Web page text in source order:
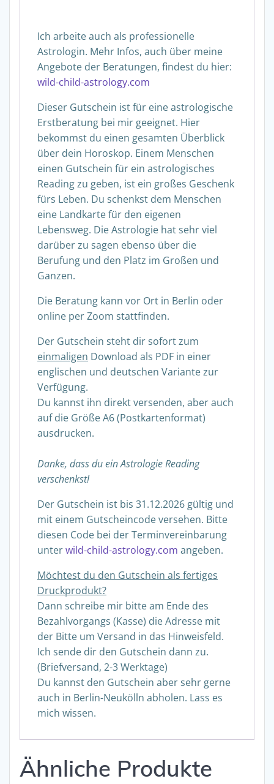
Ich arbeite auch als professionelle
Astrologin. Mehr Infos, auch über meine
Angebote der Beratungen, findest du hier:
wild-child-astrology.com
Dieser Gutschein ist für eine astrologische
Erstberatung bei mir geeignet. Hier
bekommst du einen gesamten Überblick
über dein Horoskop. Einem Menschen
einen Gutschein für ein astrologisches
Reading zu geben, ist ein großes Geschenk
fürs Leben. Du schenkst dem Menschen
eine Landkarte für den eigenen
Lebensweg. Die Astrologie hat sehr viel
darüber zu sagen ebenso über die
Berufung und den Platz im Großen und
Ganzen.
Die Beratung kann vor Ort in Berlin oder
online per Zoom stattfinden.
Der Gutschein steht dir sofort zum
einmaligen Download als PDF in einer
englischen und deutschen Variante zur
Verfügung.
Du kannst ihn direkt versenden, aber auch
auf die Größe A6 (Postkartenformat)
ausdrucken.
Danke, dass du ein Astrologie Reading
verschenkst!
Der Gutschein ist bis 31.12.2026 gültig und
mit einem Gutscheincode versehen. Bitte
diesen Code bei der Terminvereinbarung
unterwild-child-astrology.com angeben.
Möchtest du den Gutschein als fertiges
Druckprodukt?
Dann schreibe mir bitte am Ende des
Bezahlvorgangs (Kasse) die Adresse mit
der Bitte um Versand in das Hinweisfeld.
Ich sende dir den Gutschein dann zu.
(Briefversand, 2-3 Werktage)
Du kannst den Gutschein aber sehr gerne
auch in Berlin-Neukölln abholen. Lass es
mich wissen.
Ähnliche Produkte